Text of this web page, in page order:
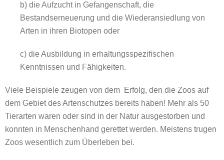
b) die Aufzucht in Gefangenschaft, die
Bestandserneuerung und die Wiederansiedlung von
Arten in ihren Biotopen oder
c) die Ausbildung in erhaltungsspezifischen
Kenntnissen und Fähigkeiten.
Viele Beispiele zeugen von dem Erfolg, den die Zoos auf
dem Gebiet des Artenschutzes bereits haben! Mehr als 50
Tierarten waren oder sind in der Natur ausgestorben und
konnten in Menschenhand gerettet werden. Meistens trugen
Zoos wesentlich zum Überleben bei.